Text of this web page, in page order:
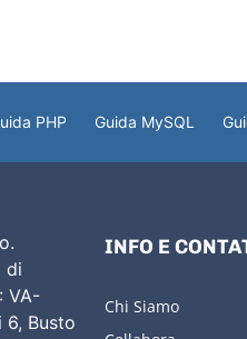
PHP Guida MySQL
di
VA-
6, Busto
INFO E
Chi Siamo